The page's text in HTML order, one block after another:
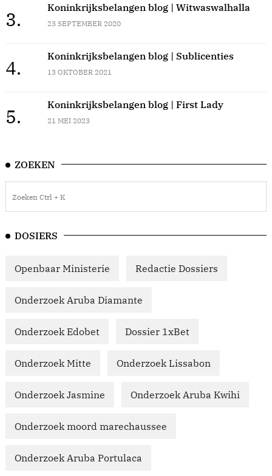
3.
Koninkrijksbelangen blog | Witwaswalhalla
23 SEPTEMBER 2020
4.
Koninkrijksbelangen blog | Sublicenties
13 OKTOBER 2021
5.
Koninkrijksbelangen blog | First Lady
21 MEI 2023
ZOEKEN
DOSIERS
Openbaar Ministerie Redactie Dossiers
Onderzoek Aruba Diamante
Onderzoek Edobet Dossier 1xBet
Onderzoek Mitte Onderzoek Lissabon
Onderzoek Jasmine Onderzoek Aruba Kwihi
Onderzoek moord marechaussee
Onderzoek Aruba Portulaca